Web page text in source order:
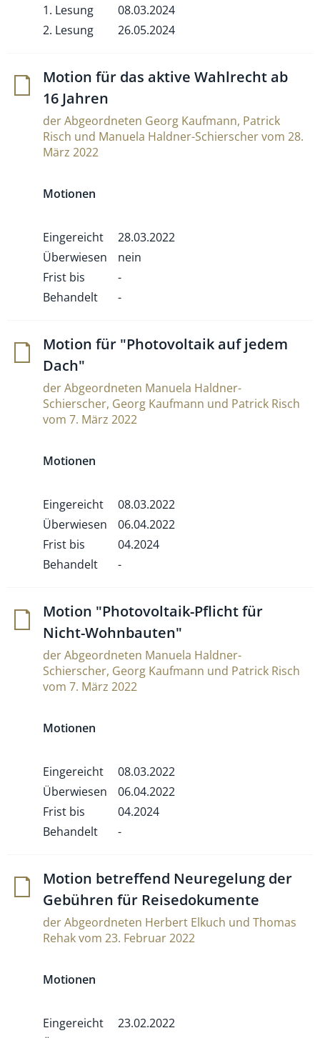
1. Lesung
08.03.2024
2. Lesung
26.05.2024
Motion für das aktive Wahl­recht ab
16 Jahren
der Abgeordneten Georg Kaufmann, Patrick
Risch und Manuela Haldner-Schierscher vom 28.
März 2022
Motionen
Eingereicht
28.03.2022
Überwiesen
nein
Frist bis
-
Behandelt
-
Motion für "Pho­to­vol­taik auf jedem
Dach"
der Abgeordneten Manuela Haldner-
Schierscher, Georg Kaufmann und Patrick Risch
vom 7. März 2022
Motionen
Eingereicht
08.03.2022
Überwiesen
06.04.2022
Frist bis
04.2024
Behandelt
-
Motion "Pho­to­vol­taik-Pflicht für
Nicht-Wohnbauten"
der Abgeordneten Manuela Haldner-
Schierscher, Georg Kaufmann und Patrick Risch
vom 7. März 2022
Motionen
Eingereicht
08.03.2022
Überwiesen
06.04.2022
Frist bis
04.2024
Behandelt
-
Motion betref­fend Neu­re­ge­lung der
Gebühren für Reisedokumente
der Abgeordneten Herbert Elkuch und Thomas
Rehak vom 23. Februar 2022
Motionen
Eingereicht
23.02.2022